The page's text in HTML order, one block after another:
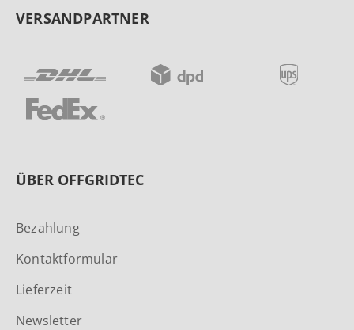
VERSANDPARTNER
ÜBER OFFGRIDTEC
Bezahlung
Kontaktformular
Lieferzeit
Newsletter